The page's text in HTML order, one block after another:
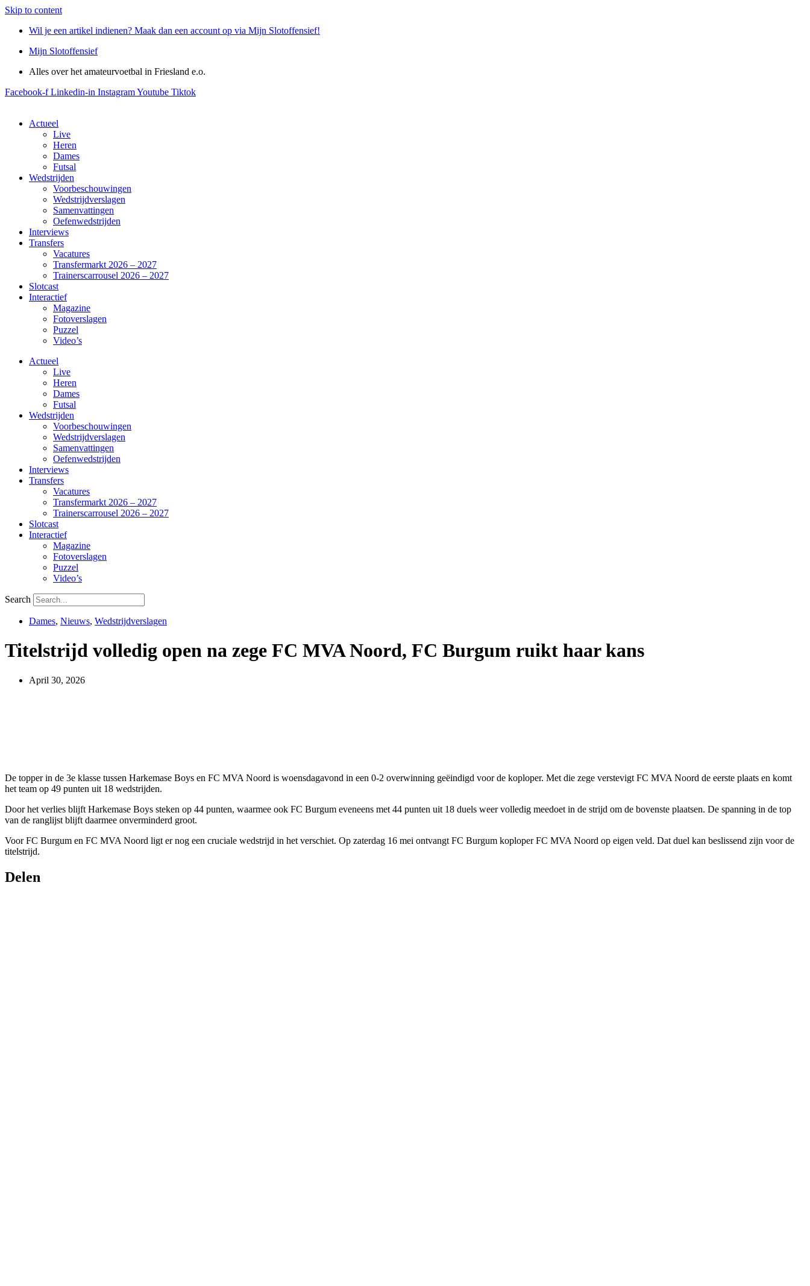
Skip to content
Wil je een artikel indienen? Maak dan een account op via Mijn Slotoffensief!
Mijn Slotoffensief
Alles over het amateurvoetbal in Friesland e.o.
Facebook-f Linkedin-in InstagramYoutube Tiktok
Actueel
Live
Heren
Dames
Futsal
Wedstrijden
Voorbeschouwingen
Wedstrijdverslagen
Samenvattingen
Oefenwedstrijden
Interviews
Transfers
Vacatures
Transfermarkt 2026 – 2027
Trainerscarrousel 2026 – 2027
Slotcast
Interactief
Magazine
Fotoverslagen
Puzzel
Video’s
Actueel
Live
Heren
Dames
Futsal
Wedstrijden
Voorbeschouwingen
Wedstrijdverslagen
Samenvattingen
Oefenwedstrijden
Interviews
Transfers
Vacatures
Transfermarkt 2026 – 2027
Trainerscarrousel 2026 – 2027
Slotcast
Interactief
Magazine
Fotoverslagen
Puzzel
Video’s
Search
Dames, Nieuws, Wedstrijdverslagen
Titelstrijd volledig open na zege FC MVA Noord, FC Burgum ruikt haar kans
April 30, 2026
De topper in de 3e klasse tussen Harkemase Boys en FC MVA Noord is woensdagavond in een 0-2 overwinning geëindigd voor de koploper. Met die zege verstevigt FC MVA Noord de eerste plaats en komt
het team op 49 punten uit 18 wedstrijden.
Door het verlies blijft Harkemase Boys steken op 44 punten, waarmee ook FC Burgum eveneens met 44 punten uit 18 duels weer volledig meedoet in de strijd om de bovenste plaatsen. De spanning in de top
van de ranglijst blijft daarmee onverminderd groot.
Voor FC Burgum en FC MVA Noord ligt er nog een cruciale wedstrijd in het verschiet. Op zaterdag 16 mei ontvangt FC Burgum koploper FC MVA Noord op eigen veld. Dat duel kan beslissend zijn voor de
titelstrijd.
Delen